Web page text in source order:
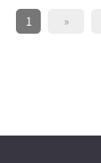
1 »